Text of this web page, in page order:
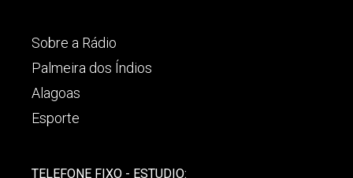
Sobre a Rádio
Palmeira dos Índios
Alagoas
Esporte
TELEFONE FIXO - ESTUDIO: